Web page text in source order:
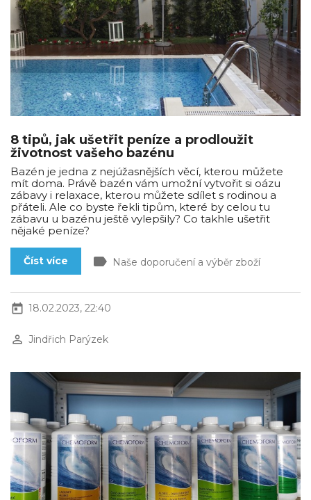
8 tipů, jak ušetřit peníze a prodloužit
životnost vašeho bazénu
Bazén je jedna z nejúžasnějších věcí, kterou můžete
mít doma. Právě bazén vám umožní vytvořit si oázu
zábavy i relaxace, kterou můžete sdílet s rodinou a
přáteli. Ale co byste řekli tipům, které by celou tu
zábavu u bazénu ještě vylepšily? Co takhle ušetřit
nějaké peníze?
Číst více label Naše doporučení a výběr zboží
today 18.02.2023, 22:40
perm_identity Jindřich Parýzek